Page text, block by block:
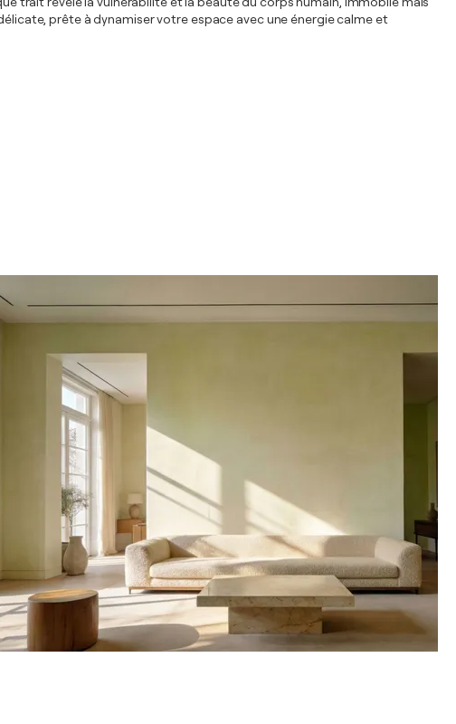
prête à dynamiser votre espace avec une énergie calme et